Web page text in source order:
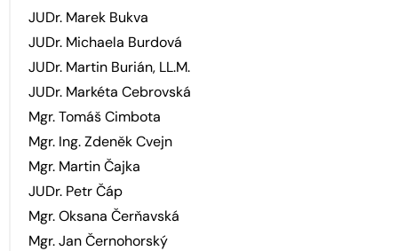
JUDr. Marek Bukva
JUDr. Michaela Burdová
JUDr. Martin Burián, LL.M.
JUDr. Markéta Cebrovská
Mgr. Tomáš Cimbota
Mgr. Ing. Zdeněk Cvejn
Mgr. Martin Čajka
JUDr. Petr Čáp
Mgr. Oksana Čerňavská
Mgr. Jan Černohorský